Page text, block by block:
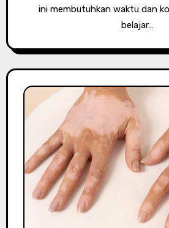
ini membutuhkan waktu dan
belajar…